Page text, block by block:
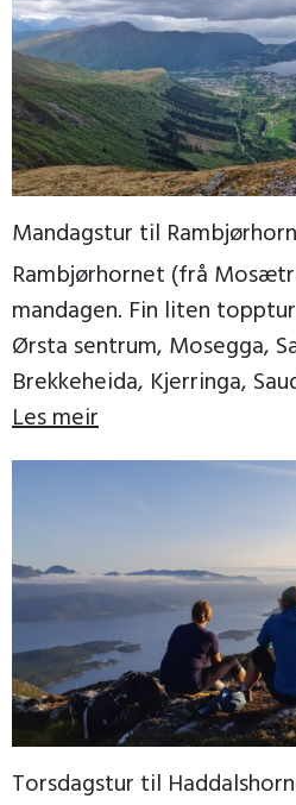
Mandagstur til
Rambjørhornet (frå
mandagen. Fin liten
Ørsta sentrum, Mosegga,
Brekkeheida, Kjerringa,
Vassdalstinden. Vi fekk ein
Les meir
Torsdagstur til